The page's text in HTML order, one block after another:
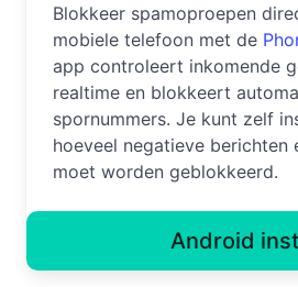
Blokkeer spamoproepen
mobiele telefoon met de
app controleert inkomende
realtime en blokkeert
spornummers. Je kunt zelf
hoeveel negatieve berichten
moet worden geblokkeerd.
Android